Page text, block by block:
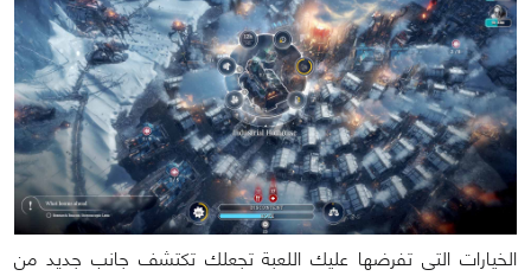
الخيارات التى تفرضها عليك اللعبة تجعلك تكتشف جانب جديد من